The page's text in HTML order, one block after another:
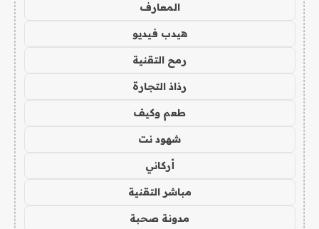
المعارف
هيدب فيديو
رمح التقنية
رذاذ التجارة
طعم وكيف
شهود نت
أركاني
مباشر التقنية
مدونة صحبة